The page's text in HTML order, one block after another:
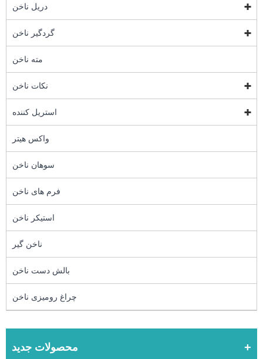
دریل ناخن
گردگیر ناخن
مته ناخن
نکات ناخن
استریل کننده
واکس هیتر
سوهان ناخن
فرم های ناخن
استیکر ناخن
ناخن گیر
بالش دست ناخن
چراغ رومیزی ناخن
محصولات جدید